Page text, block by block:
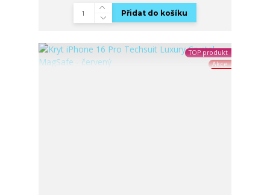
Přidat do košíku
TOP produkt
Akce